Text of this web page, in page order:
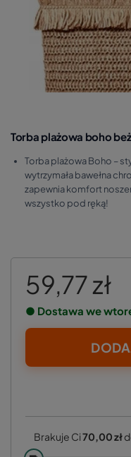
Torba plażowa boho
Torba plażowa Boho –
wytrzymała bawełna
zapewnia komfort
wszystko pod ręką!
59,77 zł
● Dostawa we
Brakuje Ci70,00 zł